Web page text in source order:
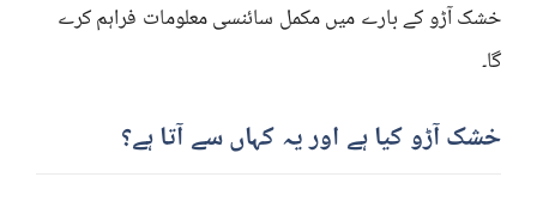
خشک آڑو کے بارے میں مکمل سائنسی معلومات فراہم کرے
گا۔
خشک آڑو کیا ہے اور یہ کہاں سے آتا ہے؟